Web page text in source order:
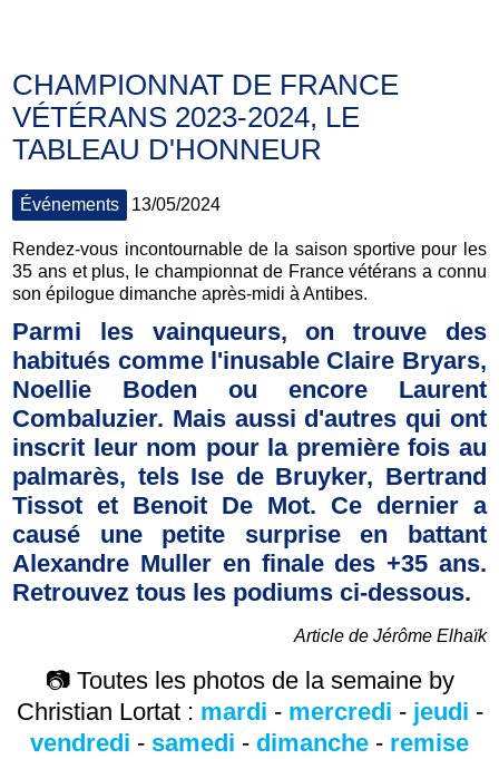
CHAMPIONNAT DE FRANCE
VÉTÉRANS 2023-2024, LE
TABLEAU D'HONNEUR
Événements 13/05/2024
Rendez-vous incontournable de la saison sportive pour les
35 ans et plus, le championnat de France vétérans a connu
son épilogue dimanche après-midi à Antibes.
Parmi les vainqueurs, on trouve des
habitués comme l'inusable Claire Bryars,
Noellie Boden ou encore Laurent
Combaluzier. Mais aussi d'autres qui ont
inscrit leur nom pour la première fois au
palmarès, tels Ise de Bruyker, Bertrand
Tissot et Benoit De Mot. Ce dernier a
causé une petite surprise en battant
Alexandre Muller en finale des +35 ans.
Retrouvez tous les podiums ci-dessous.
Article de Jérôme Elhaïk
📷 Toutes les photos de la semaine by
Christian Lortat : mardi - mercredi - jeudi -
vendredi - samedi - dimanche - remise